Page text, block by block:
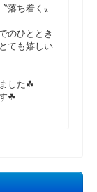
落ち着く〟
のひととき
ても嬉しい
した☘
☘